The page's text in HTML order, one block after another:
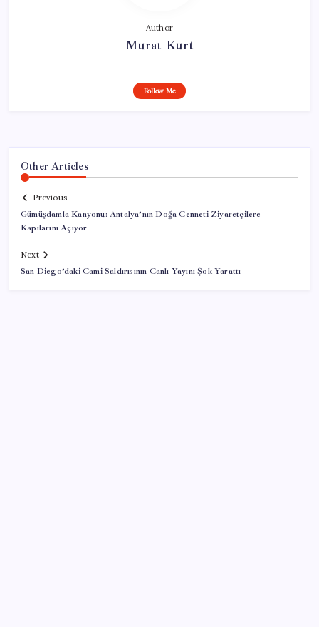
Author
Murat Kurt
Follow Me
Other Articles
Previous
Gümüşdamla Kanyonu: Antalya’nın Doğa Cenneti Ziyaretçilere
Kapılarını Açıyor
Next
San Diego’daki Cami Saldırısının Canlı Yayını Şok Yarattı